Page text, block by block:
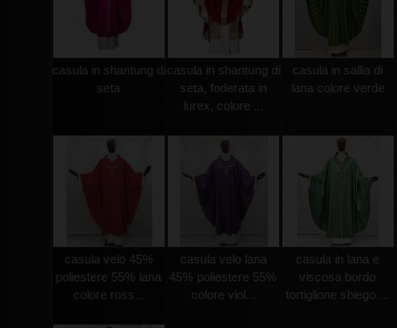
casula in shantung di
seta
casula in shantung di
seta, foderata in
lurex, colore ...
casula in sallia di
lana colore verde
casula velo 45%
poliestere 55% lana
colore ross...
casula velo lana
45% poliestere 55%
colore viol...
casula in lana e
viscosa bordo
tortiglione sbiego ...